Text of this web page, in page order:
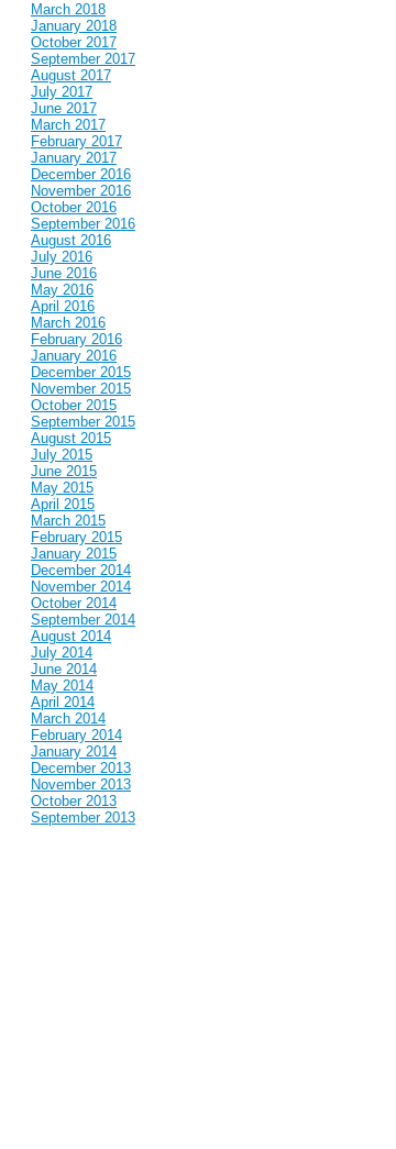
March 2018
January 2018
October 2017
September 2017
August 2017
July 2017
June 2017
March 2017
February 2017
January 2017
December 2016
November 2016
October 2016
September 2016
August 2016
July 2016
June 2016
May 2016
April 2016
March 2016
February 2016
January 2016
December 2015
November 2015
October 2015
September 2015
August 2015
July 2015
June 2015
May 2015
April 2015
March 2015
February 2015
January 2015
December 2014
November 2014
October 2014
September 2014
August 2014
July 2014
June 2014
May 2014
April 2014
March 2014
February 2014
January 2014
December 2013
November 2013
October 2013
September 2013